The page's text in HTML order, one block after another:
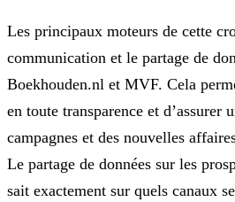
Les principaux moteurs de cette
communication et le partage de
Boekhouden.nl et MVF. Cela
en toute transparence et d’assurer
campagnes et des nouvelles
Le partage de données sur les
sait exactement sur quels canaux